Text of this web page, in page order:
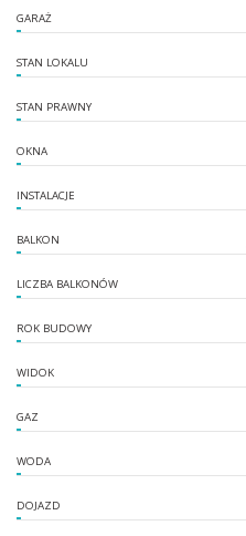
GARAŻ
STAN LOKALU
STAN PRAWNY
OKNA
INSTALACJE
BALKON
LICZBA BALKONÓW
ROK BUDOWY
WIDOK
GAZ
WODA
DOJAZD